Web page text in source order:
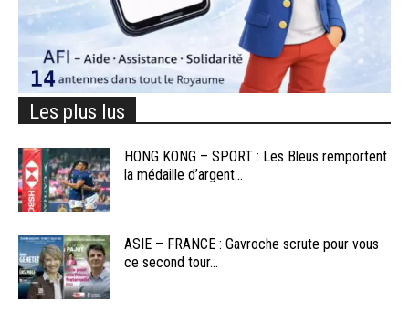
Les plus lus
HONG KONG – SPORT : Les Bleus remportent
la médaille d’argent...
ASIE – FRANCE : Gavroche scrute pour vous
ce second tour...